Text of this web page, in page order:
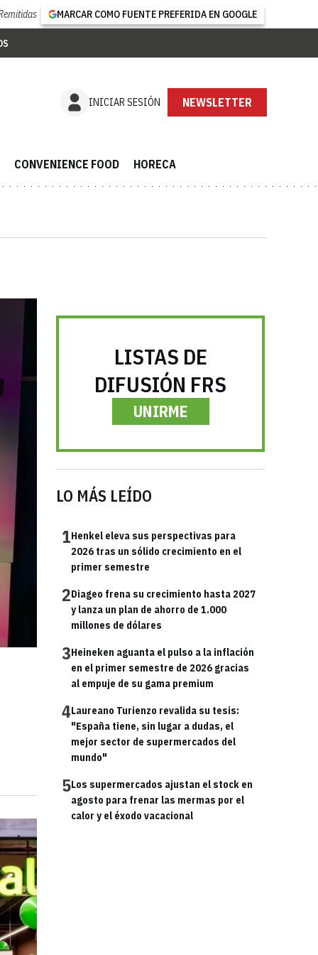
MARCAR COMO FUENTE PREFERIDA EN GOOGLE
INICIAR SESIÓN NEWSLETTER
CONVENIENCE FOOD HORECA
LISTAS DE
DIFUSIÓN FRS
UNIRME
LO MÁS LEÍDO
1Henkel eleva sus perspectivas para
2026 tras un sólido crecimiento en el
primer semestre
2Diageo frena su crecimiento hasta 2027
y lanza un plan de ahorro de 1.000
millones de dólares
3Heineken aguanta el pulso a la inflación
en el primer semestre de 2026 gracias
al empuje de su gama premium
4Laureano Turienzo revalida su tesis:
"España tiene, sin lugar a dudas, el
mejor sector de supermercados del
mundo"
5Los supermercados ajustan el stock en
agosto para frenar las mermas por el
calor y el éxodo vacacional